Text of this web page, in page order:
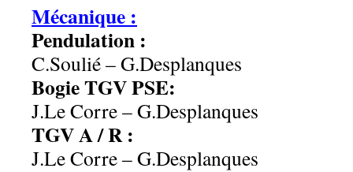
Mécanique :
Pendulation :
C.Soulié – G.Desplanques
Bogie TGV PSE:
J.Le Corre – G.Desplanques
TGV A / R :
J.Le Corre – G.Desplanques